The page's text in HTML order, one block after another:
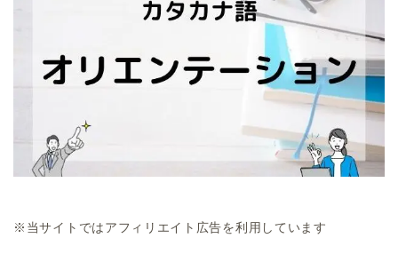
※当サイトではアフィリエイト広告を利用しています